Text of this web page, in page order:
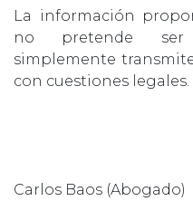
La información
no pretende ser
simplemente
con cuestiones legales.
Carlos Baos (Abogado)